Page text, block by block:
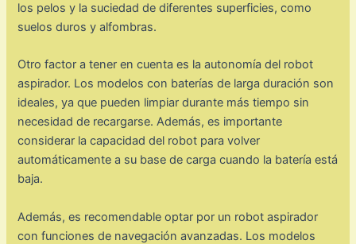
los pelos y la suciedad de diferentes superficies, como
suelos duros y alfombras.
Otro factor a tener en cuenta es la autonomía del robot
aspirador. Los modelos con baterías de larga duración son
ideales, ya que pueden limpiar durante más tiempo sin
necesidad de recargarse. Además, es importante
considerar la capacidad del robot para volver
automáticamente a su base de carga cuando la batería está
baja.
Además, es recomendable optar por un robot aspirador
con funciones de navegación avanzadas. Los modelos